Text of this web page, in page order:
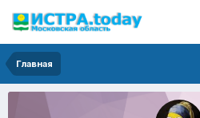
Главная